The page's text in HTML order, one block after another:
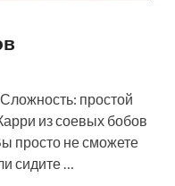
простой
из соевых бобов
просто не сможете
сидите …